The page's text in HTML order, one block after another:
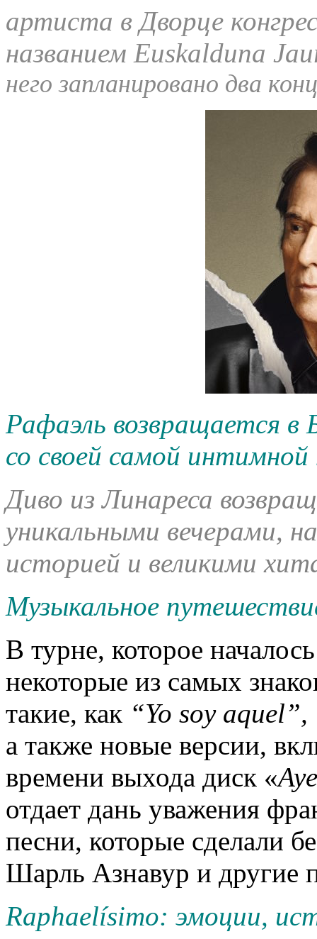
артиста в Дворце
названием Euskalduna
него запланировано два
Рафаэль возвращается в
со своей самой
Диво из Линареса
уникальными вечерами,
историей и великими
Музыкальное
В турне, которое
некоторые из самых
такие, как “Yo soy aquel”,
а также новые версии,
времени выхода диск «
отдает дань уважения
песни, которые сделали
Шарль Азнавур и другие
Raphaelísimo: эмоции,